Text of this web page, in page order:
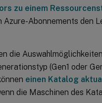
zu einem
Abonnements den
die
(Gen1 oder
einen Katalog
die Maschinen des